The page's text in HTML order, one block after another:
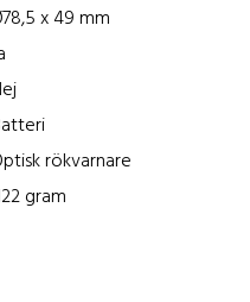
x 49 mm
rökvarnare
gram